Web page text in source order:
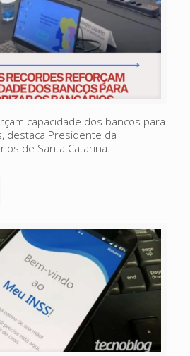
capacidade dos bancos para
destaca Presidente da
de Santa Catarina.